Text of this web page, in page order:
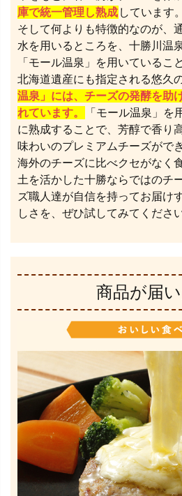
庫で統一管理し熟成 しています。
そして何よりも特徴的なのが、
水を用いるところを、十勝川温
「モール温泉」を用いていること
北海道遺産にも指定される悠久
温泉」には、チーズの発酵を助
れています。
「モール温泉」を
に熟成することで、芳醇で香り
味わいのプレミアムチーズがで
海外のチーズに比べクセがなく
土を活かした十勝ならではのチ
ズ職人達が自信を持ってお届け
しさを、ぜひ試してみてください
商品が届